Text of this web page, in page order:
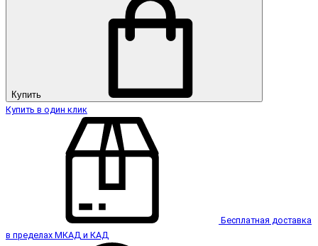
Купить
Купить в один клик
Бесплатная доставка
в пределах МКАД и КАД